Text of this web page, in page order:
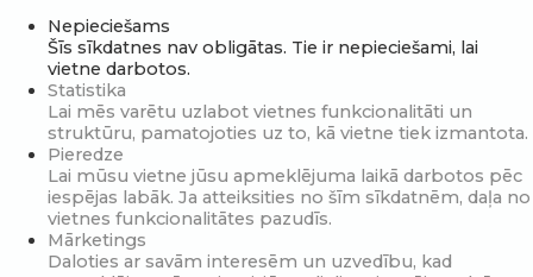
Nepieciešams
Šīs sīkdatnes nav obligātas. Tie ir nepieciešami, lai
vietne darbotos.
Statistika
Lai mēs varētu uzlabot vietnes funkcionalitāti un
struktūru, pamatojoties uz to, kā vietne tiek izmantota.
Pieredze
Lai mūsu vietne jūsu apmeklējuma laikā darbotos pēc
iespējas labāk. Ja atteiksities no šīm sīkdatnēm, daļa no
vietnes funkcionalitātes pazudīs.
Mārketings
Daloties ar savām interesēm un uzvedību, kad